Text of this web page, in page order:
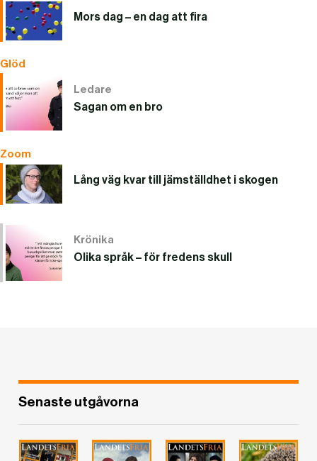
Mors dag – en dag att fira
Glöd
Ledare
Sagan om en bro
Zoom
Lång väg kvar till jämställdhet i skogen
Krönika
Olika språk – för fredens skull
Senaste utgåvorna